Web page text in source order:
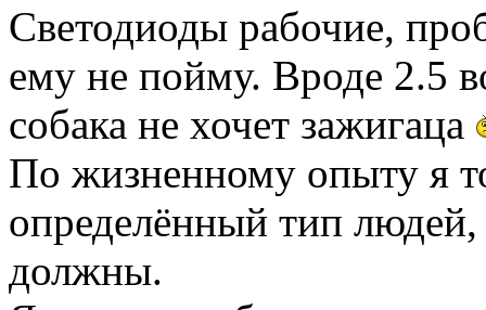
Светодиоды рабочие,
ему не пойму. Вроде 2.5
собака не хочет зажигаца
По жизненному опыту я
определённый тип людей,
должны.